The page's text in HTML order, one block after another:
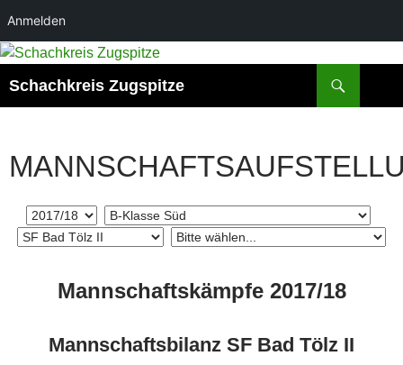
Anmelden
Zum
springen
Schachkreis Zugspitze
Mannschaftskämpfe 2017/18
Mannschaftsbilanz SF Bad Tölz II